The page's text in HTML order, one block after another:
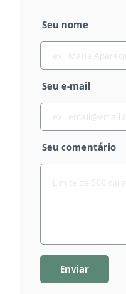
Seu nome
Seu e-mail
Seu comentário
Enviar